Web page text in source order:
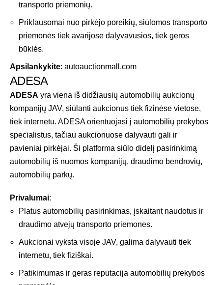
transporto priemonių.
Priklausomai nuo pirkėjo poreikių, siūlomos transporto
priemonės tiek avarijose dalyvavusios, tiek geros
būklės.
Apsilankykite: autoauctionmall.com
ADESA
ADESA yra viena iš didžiausių automobilių aukcionų
kompanijų JAV, siūlanti aukcionus tiek fizinėse vietose,
tiek internetu. ADESA orientuojasi į automobilių prekybos
specialistus, tačiau aukcionuose dalyvauti gali ir
pavieniai pirkėjai. Ši platforma siūlo didelį pasirinkimą
automobilių iš nuomos kompanijų, draudimo bendrovių,
automobilių parkų.
Privalumai:
Platus automobilių pasirinkimas, įskaitant naudotus ir
draudimo atvejų transporto priemones.
Aukcionai vyksta visoje JAV, galima dalyvauti tiek
internetu, tiek fiziškai.
Patikimumas ir geras reputacija automobilių prekybos